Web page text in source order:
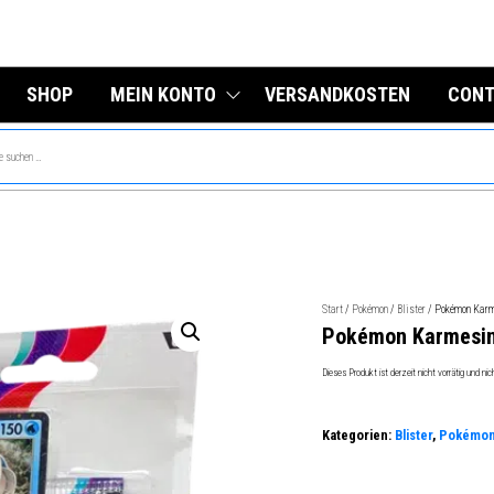
SHOP MEIN KONTO VERSANDKOSTEN
Start/ Pokémon/ Blister/ Pokémon
Pokémon
Dieses Produkt ist derzeit nicht vorrätig und
Kategorien: Blister, Pokémon